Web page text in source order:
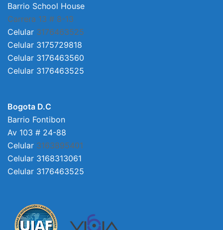
Barrio School House
Carrera 13 # 8-13
Celular 3176463525
Celular 3175729818
Celular 3176463560
Celular 3176463525
Bogota D.C
Barrio Fontibon
Av 103 # 24-88
Celular 3163895401
Celular 3168313061
Celular 3176463525